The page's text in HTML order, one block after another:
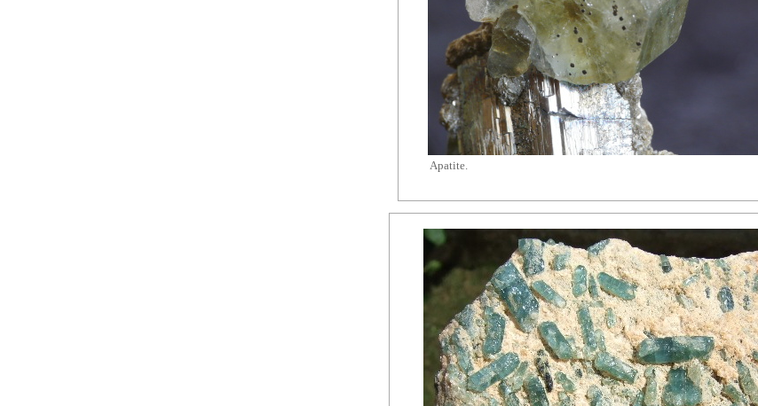
Apatite.